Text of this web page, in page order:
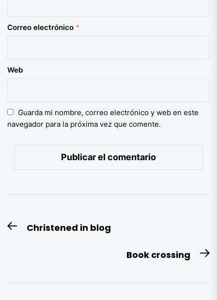
Correo electrónico *
Web
Guarda mi nombre, correo electrónico y web en este
navegador para la próxima vez que comente.
Navegación
de
EntradaChristened in blog
Book crossing